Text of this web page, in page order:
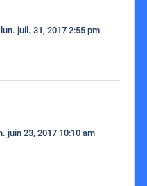
lun. juil. 31, 2017 2:55 pm
juin 23, 2017 10:10 am